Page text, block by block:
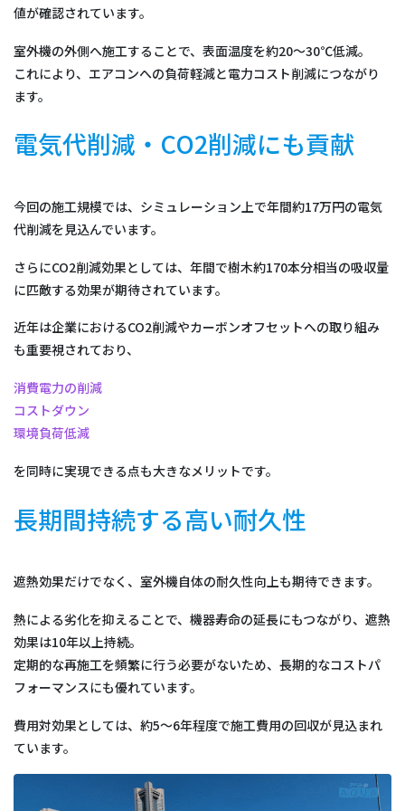
値が確認されています。
室外機の外側へ施工することで、表面温度を約20〜30℃低減。
これにより、エアコンへの負荷軽減と電力コスト削減につながり
ます。
電気代削減・CO2削減にも貢献
今回の施工規模では、シミュレーション上で年間約17万円の電気
代削減を見込んでいます。
さらにCO2削減効果としては、年間で樹木約170本分相当の吸収量
に匹敵する効果が期待されています。
近年は企業におけるCO2削減やカーボンオフセットへの取り組み
も重要視されており、
消費電力の削減
コストダウン
環境負荷低減
を同時に実現できる点も大きなメリットです。
長期間持続する高い耐久性
遮熱効果だけでなく、室外機自体の耐久性向上も期待できます。
熱による劣化を抑えることで、機器寿命の延長にもつながり、遮熱
効果は10年以上持続。
定期的な再施工を頻繁に行う必要がないため、長期的なコストパ
フォーマンスにも優れています。
費用対効果としては、約5〜6年程度で施工費用の回収が見込まれ
ています。